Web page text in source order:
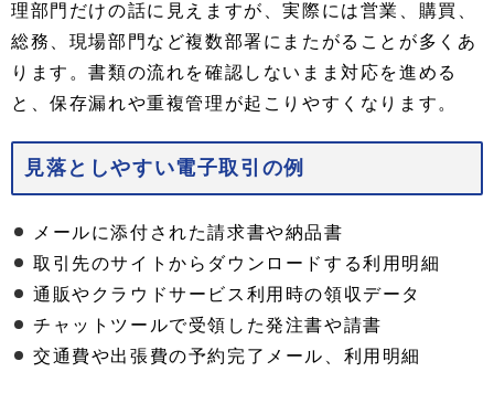
理部門だけの話に見えますが、実際には営業、購買、
総務、現場部門など複数部署にまたがることが多くあ
ります。書類の流れを確認しないまま対応を進める
と、保存漏れや重複管理が起こりやすくなります。
見落としやすい電子取引の例
メールに添付された請求書や納品書
取引先のサイトからダウンロードする利用明細
通販やクラウドサービス利用時の領収データ
チャットツールで受領した発注書や請書
交通費や出張費の予約完了メール、利用明細